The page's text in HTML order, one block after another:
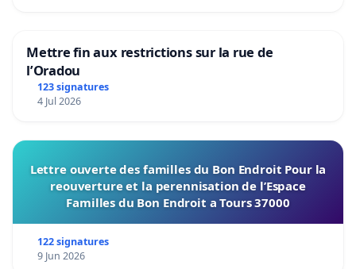
Mettre fin aux restrictions sur la rue de
l’Oradou
123 signatures
4 Jul 2026
Lettre ouverte des familles du Bon Endroit Pour la
reouverture et la perennisation de l’Espace
Familles du Bon Endroit a Tours 37000
122 signatures
9 Jun 2026